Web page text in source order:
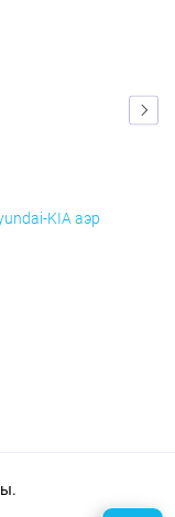
KIA аэр